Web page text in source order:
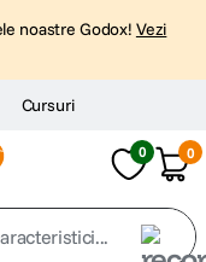
noastre Godox! Vezi
Cursuri
0 0